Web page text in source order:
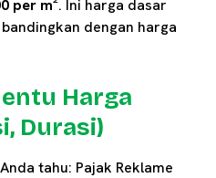
per m². Ini harga dasar
dengan harga
Harga
Durasi)
tahu: Pajak Reklame